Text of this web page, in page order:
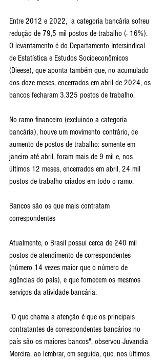
Entre 2012 e 2022,  a categoria bancária sofreu
redução de 79,5 mil postos de trabalho (- 16%).
O levantamento é do Departamento Intersindical
de Estatística e Estudos Socioeconômicos
(Dieese), que aponta também que, no acumulado
dos doze meses, encerrados em abril de 2024, os
bancos fecharam 3.325 postos de trabalho.
No ramo financeiro (excluindo a categoria
bancária), houve um movimento contrário, de
aumento de postos de trabalho: somente em
janeiro até abril, foram mais de 9 mil e, nos
últimos 12 meses, encerrados em abril, 24 mil
postos de trabalho criados em todo o ramo.
Bancos são os que mais contratam
correspondentes
Atualmente, o Brasil possui cerca de 240 mil
postos de atendimento de correspondentes
(número 14 vezes maior que o número de
agências do país), e que fornecem os mesmos
serviços da atividade bancária.
"O que chama a atenção é que os principais
contratantes de correspondentes bancários no
país são os maiores bancos", observou Juvandia
Moreira, ao lembrar, em seguida, que, nos últimos